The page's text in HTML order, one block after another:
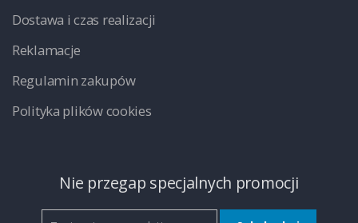
Dostawa i czas realizacji
Reklamacje
Regulamin zakupów
Polityka plików cookies
Nie przegap specjalnych promocji